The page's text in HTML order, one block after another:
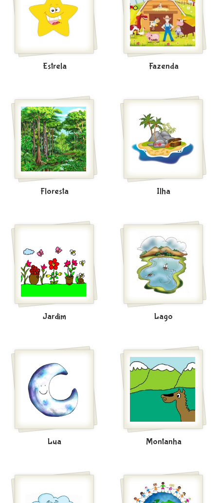
Estrela Fazenda
Floresta Ilha
Jardim Lago
Lua Montanha